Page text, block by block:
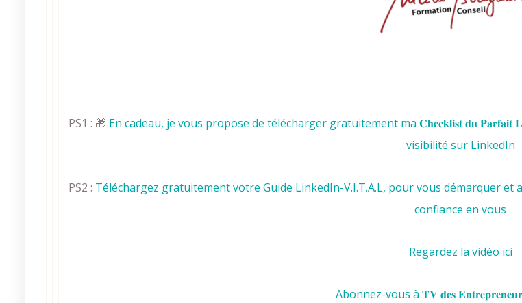
PS1 : 🎁 En cadeau, je vous propose de télécharger gratuitement ma 𝐂𝐡𝐞𝐜𝐤𝐥𝐢𝐬𝐭 𝐝𝐮
visibilité sur LinkedIn
PS2 : Téléchargez gratuitement votre Guide LinkedIn-V.I.T.A.L, pour vous démarquer et
confiance en vous
Regardez la vidéo ici
Abonnez-vous à 𝐓𝐕 𝐝𝐞𝐬